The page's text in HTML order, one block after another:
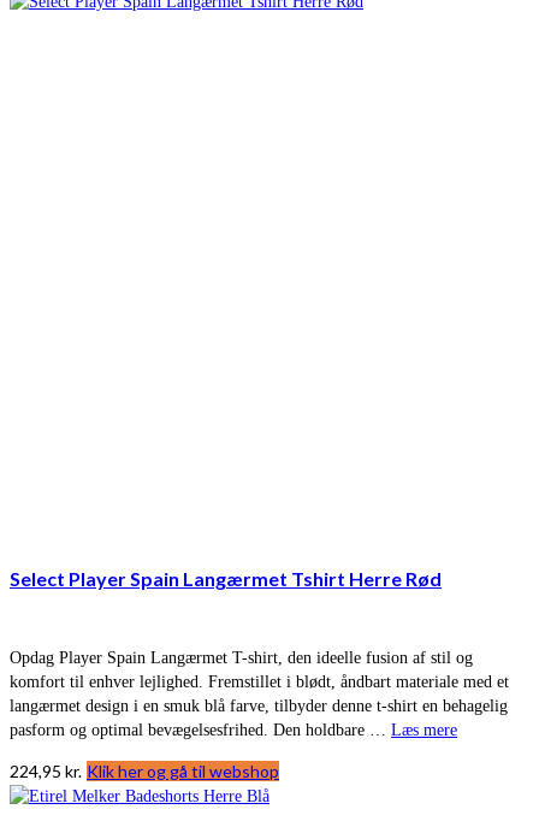
Select Player Spain Langærmet Tshirt Herre Rød
Opdag Player Spain Langærmet T-shirt, den ideelle fusion af stil og
komfort til enhver lejlighed. Fremstillet i blødt, åndbart materiale med et
langærmet design i en smuk blå farve, tilbyder denne t-shirt en behagelig
pasform og optimal bevægelsesfrihed. Den holdbare … Læs mere
224,95 kr. Klik her og gå til webshop